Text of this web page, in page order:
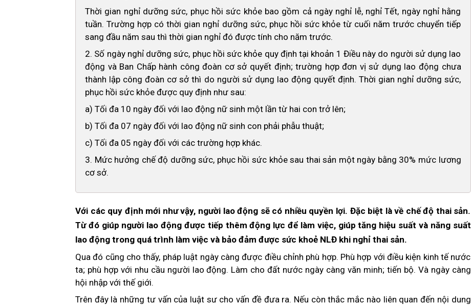
Thời gian nghỉ dưỡng sức, phục hồi sức khỏe bao gồm cả ngày nghỉ lễ, nghỉ Tết, ngày nghỉ hằng
tuần. Trường hợp có thời gian nghỉ dưỡng sức, phục hồi sức khỏe từ cuối năm trước chuyển tiếp
sang đầu năm sau thì thời gian nghỉ đó được tính cho năm trước.
2. Số ngày nghỉ dưỡng sức, phục hồi sức khỏe quy định tại khoản 1 Điều này do người sử dụng lao
động và Ban Chấp hành công đoàn cơ sở quyết định; trường hợp đơn vị sử dụng lao động chưa
thành lập công đoàn cơ sở thì do người sử dụng lao động quyết định. Thời gian nghỉ dưỡng sức,
phục hồi sức khỏe được quy định như sau:
a) Tối đa 10 ngày đối với lao động nữ sinh một lần từ hai con trở lên;
b) Tối đa 07 ngày đối với lao động nữ sinh con phải phẫu thuật;
c) Tối đa 05 ngày đối với các trường hợp khác.
3. Mức hưởng chế độ dưỡng sức, phục hồi sức khỏe sau thai sản một ngày bằng 30% mức lương
cơ sở.
Với các quy định mới như vậy, người lao động sẽ có nhiều quyền lợi. Đặc biệt là về chế độ thai sản.
Từ đó giúp người lao động được tiếp thêm động lực để làm việc, giúp tăng hiệu suất và năng suất
lao động trong quá trình làm việc và bảo đảm được sức khoẻ NLĐ khi nghỉ thai sản.
Qua đó cũng cho thấy, pháp luật ngày càng được điều chỉnh phù hợp. Phù hợp với điều kiện kinh tế nước
ta; phù hợp với nhu cầu người lao động. Làm cho đất nước ngày càng văn minh; tiến bộ. Và ngày càng
hội nhập với thế giới.
Trên đây là những tư vấn của luật sư cho vấn đề đưa ra. Nếu còn thắc mắc nào liên quan đến nội dung